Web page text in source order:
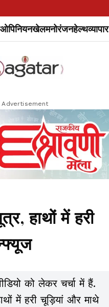
ओपिनियनखेलमनोरंजनहेल्थव्यापार
Advertisement
हाथों में हरी
को लेकर चर्चा में हैं.
में हरी चूड़ियां और माथे